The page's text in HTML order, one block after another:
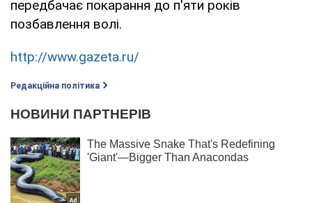
передбачає покарання до п'яти років
позбавлення волі.
http://www.gazeta.ru/
Редакційна політика